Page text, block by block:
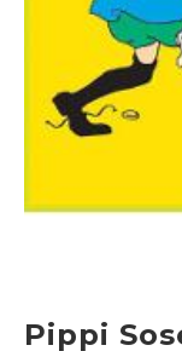
Pippi